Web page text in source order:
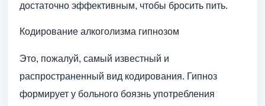
достаточно эффективным, чтобы бросить пить.
Кодирование алкоголизма гипнозом
Это, пожалуй, самый известный и
распространенный вид кодирования. Гипноз
формирует у больного боязнь употребления